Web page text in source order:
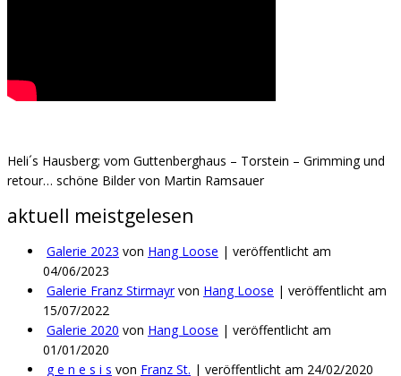
Heli´s Hausberg; vom Guttenberghaus – Torstein – Grimming und
retour… schöne Bilder von Martin Ramsauer
aktuell meistgelesen
Galerie 2023 von Hang Loose | veröffentlicht am
04/06/2023
Galerie Franz Stirmayr von Hang Loose | veröffentlicht am
15/07/2022
Galerie 2020 von Hang Loose | veröffentlicht am
01/01/2020
g e n e s i s von Franz St. | veröffentlicht am 24/02/2020